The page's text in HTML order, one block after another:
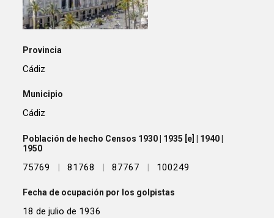
Provincia
Cádiz
Municipio
Cádiz
Población de hecho Censos 1930 | 1935 [e] | 1940 |
1950
75769 | 81768 | 87767 | 100249
Fecha de ocupación por los golpistas
18 de julio de 1936